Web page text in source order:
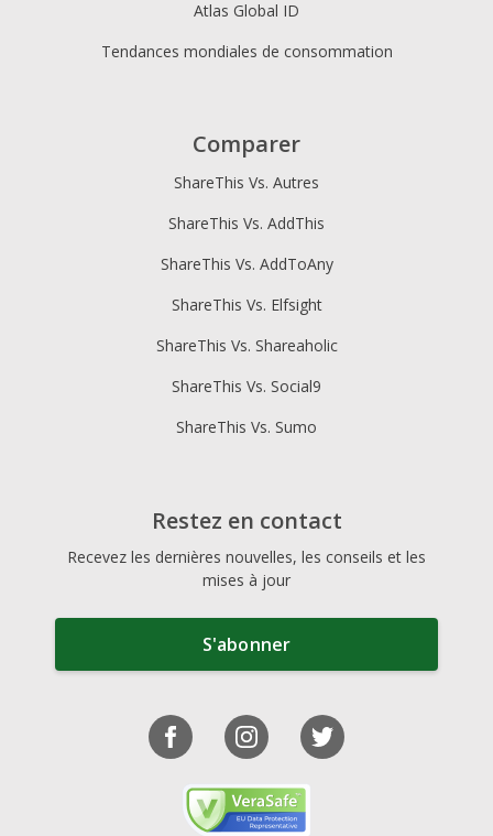
Atlas Global ID
Tendances mondiales de consommation
Comparer
ShareThis Vs. Autres
ShareThis Vs. AddThis
ShareThis Vs. AddToAny
ShareThis Vs. Elfsight
ShareThis Vs. Shareaholic
ShareThis Vs. Social9
ShareThis Vs. Sumo
Restez en contact
Recevez les dernières nouvelles, les conseils et les
mises à jour
S'abonner